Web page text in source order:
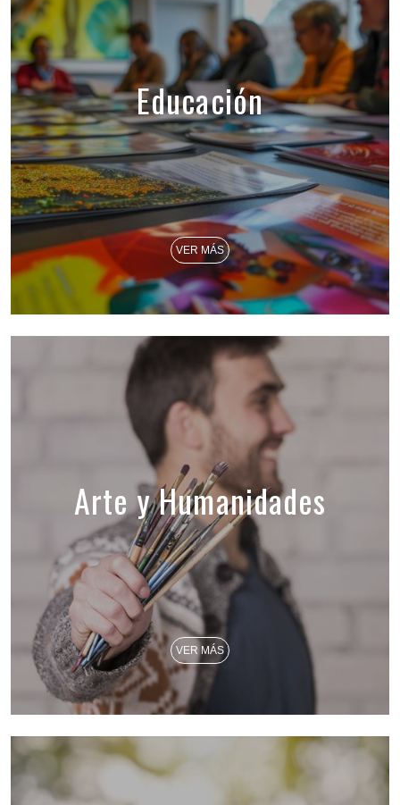
Educación
VER MÁS
Arte y Humanidades
VER MÁS